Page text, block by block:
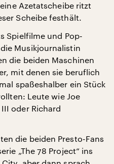
Azetatscheibe ritzt
Scheibe festhält.
Spielfilme und Pop-
Musikjournalistin
die beiden Maschinen
mit denen sie beruflich
spaßeshalber ein Stück
Leute wie Joe
oder Richard
die beiden Presto-Fans
„The 78 Project“ ins